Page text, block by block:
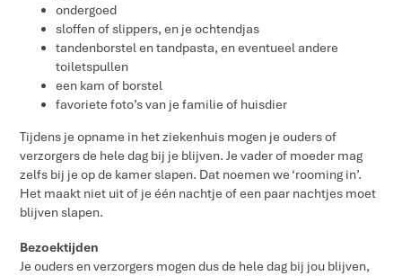
ondergoed
sloffen of slippers, en je ochtendjas
tandenborstel en tandpasta, en eventueel andere
toiletspullen
een kam of borstel
favoriete foto’s van je familie of huisdier
Tijdens je opname in het ziekenhuis mogen je ouders of
verzorgers de hele dag bij je blijven. Je vader of moeder mag
zelfs bij je op de kamer slapen. Dat noemen we ‘rooming in’.
Het maakt niet uit of je één nachtje of een paar nachtjes moet
blijven slapen.
Bezoektijden
Je ouders en verzorgers mogen dus de hele dag bij jou blijven,